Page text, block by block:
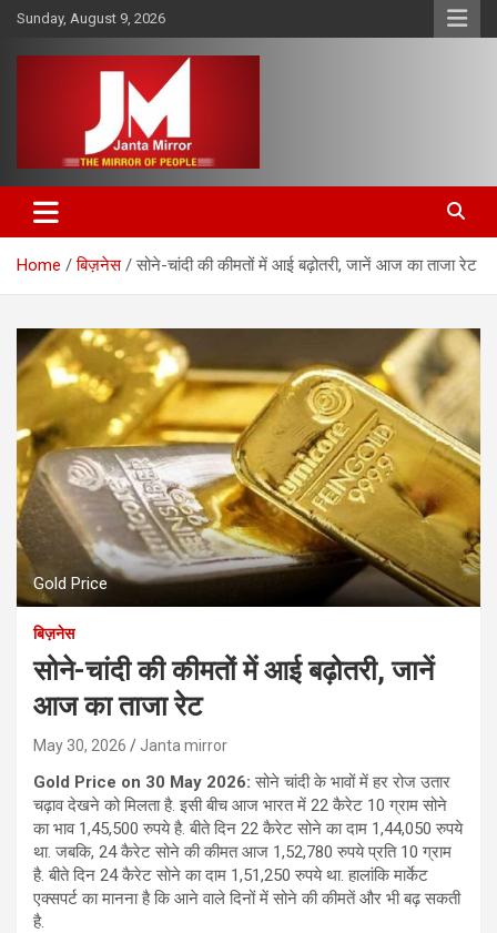
Skip
content
Sunday, August 9, 2026
Janta Mirror
Home बिज़नेस सोने-चांदी की कीमतों में आई बढ़ोतरी, जानें आज का ताजा रेट
Gold Price
बिज़नेस
सोने-चांदी की कीमतों में आई बढ़ोतरी, जानें
आज का ताजा रेट
May 30, 2026 Janta mirror
Gold Price on 30 May 2026: सोने चांदी के भावों में हर रोज उतार
चढ़ाव देखने को मिलता है. इसी बीच आज भारत में 22 कैरेट 10 ग्राम सोने
का भाव 1,45,500 रुपये है. बीते दिन 22 कैरेट सोने का दाम 1,44,050 रुपये
था. जबकि, 24 कैरेट सोने की कीमत आज 1,52,780 रुपये प्रति 10 ग्राम
है. बीते दिन 24 कैरेट सोने का दाम 1,51,250 रुपये था. हालांकि मार्केट
एक्सपर्ट का मानना है कि आने वाले दिनों में सोने की कीमतें और भी बढ़ सकती
है.